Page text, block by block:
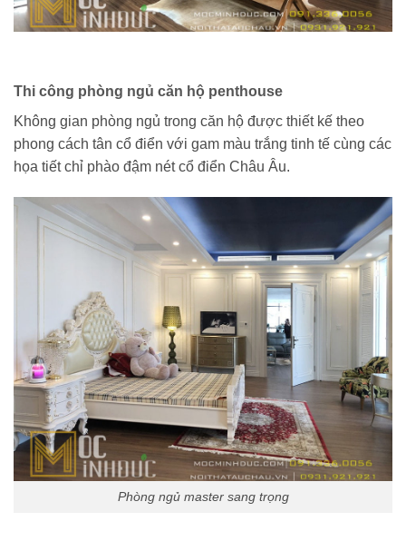
Thi công phòng ngủ căn hộ penthouse
Không gian phòng ngủ trong căn hộ được thiết kế theo
phong cách tân cổ điển với gam màu trắng tinh tế cùng các
họa tiết chỉ phào đậm nét cổ điển Châu Âu.
Phòng ngủ master sang trọng